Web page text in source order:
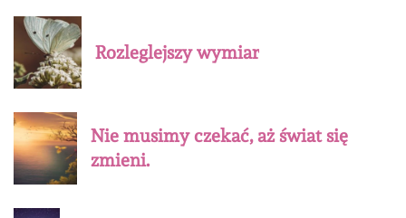
Rozleglejszy wymiar
Nie musimy czekać, aż świat się
zmieni.